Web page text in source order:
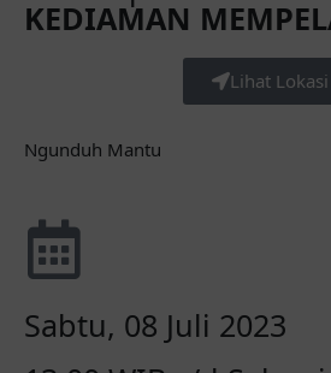
KEDIAMAN
Lihat Lokasi
Ngunduh Mantu
Sabtu, 08 Juli 2023